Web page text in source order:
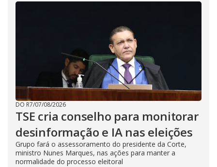
DO R7/07/08/2026
TSE cria conselho para monitorar
desinformação e IA nas eleições
Grupo fará o assessoramento do presidente da Corte,
ministro Nunes Marques, nas ações para manter a
normalidade do processo eleitoral